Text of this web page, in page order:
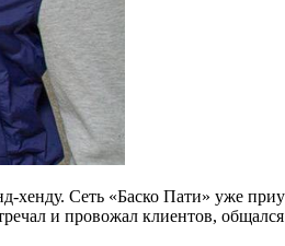
Сеть «Баско Пати» уже
и провожал клиентов,